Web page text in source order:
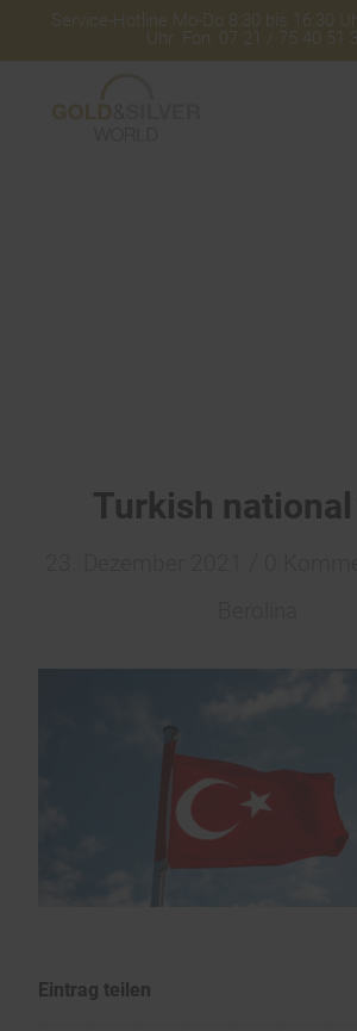
Service-Hotline Mo-Do 8:30 bis 16:30
Uhr. Fon: 07 21 / 75 40 51
Turkish
Eintrag teilen